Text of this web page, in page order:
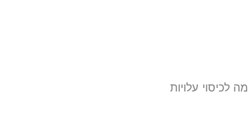
לכיסוי עלויות